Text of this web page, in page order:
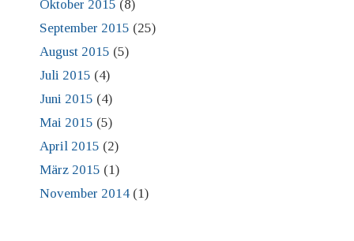
Oktober 2015 (8)
September 2015 (25)
August 2015 (5)
Juli 2015 (4)
Juni 2015 (4)
Mai 2015 (5)
April 2015 (2)
März 2015 (1)
November 2014 (1)